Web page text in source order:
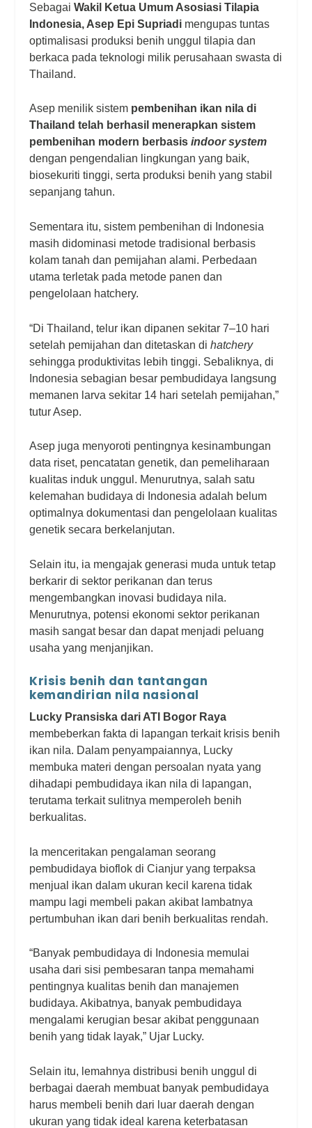
SebagaiWakil Ketua Umum Asosiasi Tilapia
Indonesia, Asep Epi Supriadi mengupas tuntas
optimalisasi produksi benih unggul tilapia dan
berkaca pada teknologi milik perusahaan swasta di
Thailand.
Asep menilik sistem pembenihan ikan nila di
Thailand telah berhasil menerapkan sistem
pembenihan modern berbasisindoor system
dengan pengendalian lingkungan yang baik,
biosekuriti tinggi, serta produksi benih yang stabil
sepanjang tahun.
Sementara itu, sistem pembenihan di Indonesia
masih didominasi metode tradisional berbasis
kolam tanah dan pemijahan alami. Perbedaan
utama terletak pada metode panen dan
pengelolaan hatchery.
“Di Thailand, telur ikan dipanen sekitar 7–10 hari
setelah pemijahan dan ditetaskan dihatchery
sehingga produktivitas lebih tinggi. Sebaliknya, di
Indonesia sebagian besar pembudidaya langsung
memanen larva sekitar 14 hari setelah pemijahan,”
tutur Asep.
Asep juga menyoroti pentingnya kesinambungan
data riset, pencatatan genetik, dan pemeliharaan
kualitas induk unggul. Menurutnya, salah satu
kelemahan budidaya di Indonesia adalah belum
optimalnya dokumentasi dan pengelolaan kualitas
genetik secara berkelanjutan.
Selain itu, ia mengajak generasi muda untuk tetap
berkarir di sektor perikanan dan terus
mengembangkan inovasi budidaya nila.
Menurutnya, potensi ekonomi sektor perikanan
masih sangat besar dan dapat menjadi peluang
usaha yang menjanjikan.
Krisis benih dan tantangan
kemandirian nila nasional
Lucky Pransiska dari ATI Bogor Raya
membeberkan fakta di lapangan terkait krisis benih
ikan nila. Dalam penyampaiannya, Lucky
membuka materi dengan persoalan nyata yang
dihadapi pembudidaya ikan nila di lapangan,
terutama terkait sulitnya memperoleh benih
berkualitas.
Ia menceritakan pengalaman seorang
pembudidaya bioflok di Cianjur yang terpaksa
menjual ikan dalam ukuran kecil karena tidak
mampu lagi membeli pakan akibat lambatnya
pertumbuhan ikan dari benih berkualitas rendah.
“Banyak pembudidaya di Indonesia memulai
usaha dari sisi pembesaran tanpa memahami
pentingnya kualitas benih dan manajemen
budidaya. Akibatnya, banyak pembudidaya
mengalami kerugian besar akibat penggunaan
benih yang tidak layak,” Ujar Lucky.
Selain itu, lemahnya distribusi benih unggul di
berbagai daerah membuat banyak pembudidaya
harus membeli benih dari luar daerah dengan
ukuran yang tidak ideal karena keterbatasan